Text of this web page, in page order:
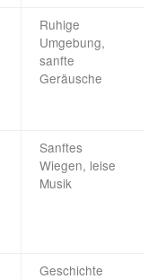
Ruhige
Umgebung,
sanfte
Geräusche
Sanftes
Wiegen, leise
Musik
Geschichte